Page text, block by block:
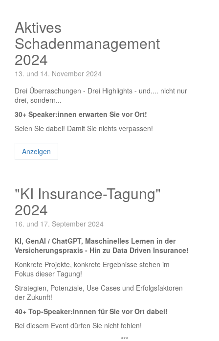
Aktives
Schadenmanagement
2024
13. und 14. November 2024
Drei Überraschungen - Drei Highlights - und.... nicht nur
drei, sondern...
30+ Speaker:innen erwarten Sie vor Ort!
Seien Sie dabei! Damit Sie nichts verpassen!
Anzeigen
"KI Insurance-Tagung"
2024
16. und 17. September 2024
KI, GenAI / ChatGPT, Maschinelles Lernen in der
Versicherungspraxis - Hin zu Data Driven Insurance!
Konkrete Projekte, konkrete Ergebnisse stehen im
Fokus dieser Tagung!
Strategien, Potenziale, Use Cases und Erfolgsfaktoren
der Zukunft!
40+ Top-Speaker:innnen für Sie vor Ort dabei!
Bei diesem Event dürfen Sie nicht fehlen!